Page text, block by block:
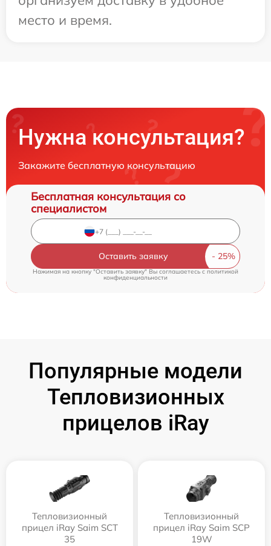
место и время.
Нужна консультация?
Закажите бесплатную консультацию
Бесплатная консультация со
специалистом
Оставить заявку
Нажимая на кнопку "Оставить заявку" Вы соглашаетесь c политикой
конфиденциальности
Популярные модели
Тепловизионных
прицелов iRay
Тепловизионный
прицел iRay Saim SCT
35
Тепловизионный
прицел iRay Saim SCP
19W